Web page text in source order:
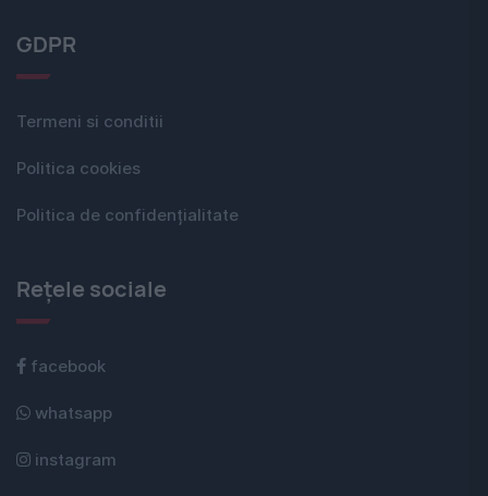
GDPR
Termeni si conditii
Politica cookies
Politica de confidențialitate
Rețele sociale
facebook
whatsapp
instagram